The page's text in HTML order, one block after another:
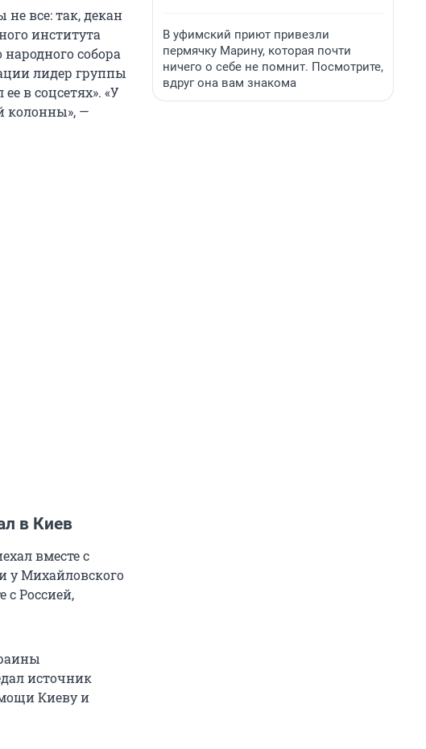
все: так, декан
института
собора
лидер группы
в соцсетях». «У
колонны», —
в Киев
вместе с
у Михайловского
Россией,
источник
Киеву и
В уфимский приют привезли
пермячку Марину, которая почти
ничего о себе не помнит. Посмотрите,
вдруг она вам знакома